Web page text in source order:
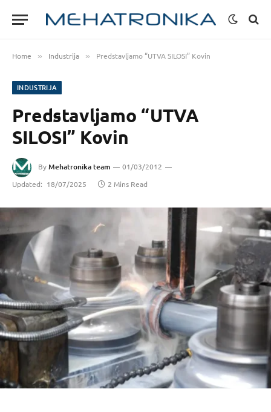
Home » Industrija » Predstavljamo “UTVA SILOSI” Kovin
INDUSTRIJA
Predstavljamo “UTVA
SILOSI” Kovin
ByMehatronika team
01/03/2012
Updated: 18/07/2025 2 Mins Read